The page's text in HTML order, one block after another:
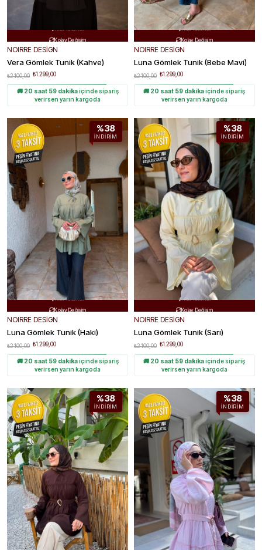
NOIRRE DESİGN
Vera Gömlek Tunik (Kahve)
₺1.299,00
₺2.100,00
🚚 20 saat 59 dakikaiçinde sipariş
verirsen yarın kargoda
 Ücretsiz Kargo
Hızlı Teslimat
NOIRRE DESİGN
Luna Gömlek Tunik (bebe Mavi)
₺1.299,00
₺2.100,00
🚚 20 saat 59 dakikaiçinde sipariş
verirsen yarın kargoda
Ücretsiz Kargo
 Hızlı Teslimat
%38
İNDIRIM
NOIRRE DESİGN
Luna Gömlek Tunik (haki)
₺1.299,00
₺2.100,00
🚚 20 saat 59 dakikaiçinde sipariş
verirsen yarın kargoda
Ücretsiz Kargo
 Hızlı Teslimat
%38
İNDIRIM
NOIRRE DESİGN
Luna Gömlek Tunik (sarı)
₺1.299,00
₺2.100,00
🚚 20 saat 59 dakikaiçinde sipariş
verirsen yarın kargoda
%38
İNDIRIM
%38
İNDIRIM